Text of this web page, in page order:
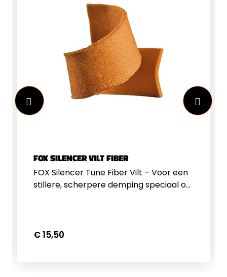
van Nederlandse bodem, waar
vakmanschap en precisie
samenkomen.Bij bestelling is de
adapter verkrijgbaar in verschillende
maten, afgestemd op de externe
diameter van de loop of loopmantel.
FOX SILENCER VILT FIBER
FOX Silencer Tune Fiber Vilt – Voor een
stillere, scherpere demping speciaal op
Regelmatig vervangen voorkomt
€ 15,50